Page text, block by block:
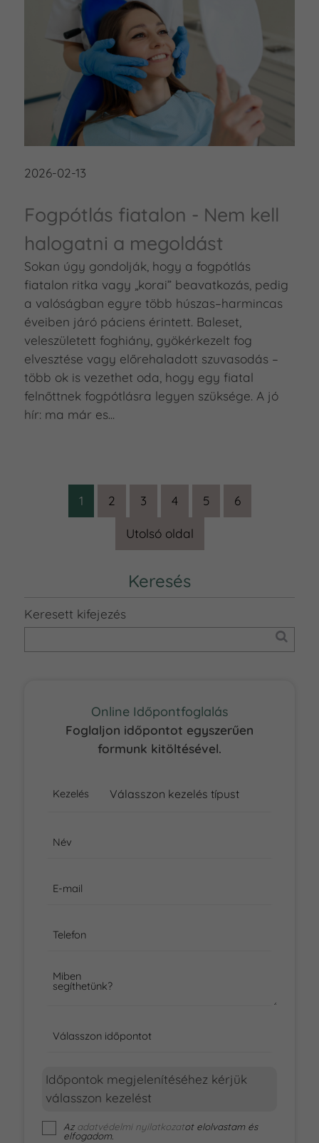
2026-02-13
Fogpótlás fiatalon - Nem kell
halogatni a megoldást
Sokan úgy gondolják, hogy a fogpótlás
fiatalon ritka vagy „korai” beavatkozás, pedig
a valóságban egyre több húszas–harmincas
éveiben járó páciens érintett. Baleset,
veleszületett foghiány, gyökérkezelt fog
elvesztése vagy előrehaladott szuvasodás –
több ok is vezethet oda, hogy egy fiatal
felnőttnek fogpótlásra legyen szüksége. A jó
hír: ma már es...
1 2 3 4 5 6
Utolsó oldal
Keresés
Keresett kifejezés
Online Időpontfoglalás
Foglaljon időpontot egyszerűen
formunk kitöltésével.
Kezelés
Név
E-mail
Telefon
Miben
segíthetünk?
Válasszon időpontot
Időpontok megjelenítéséhez kérjük
válasszon kezelést
Azadatvédelmi nyilatkozatot elolvastam és
elfogadom.